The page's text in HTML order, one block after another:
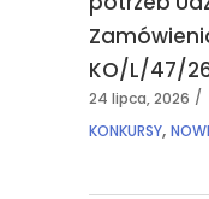
KO/L/47/
24 lipca, 2026
KONKURSY,